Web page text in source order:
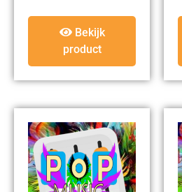
Bekijk
product